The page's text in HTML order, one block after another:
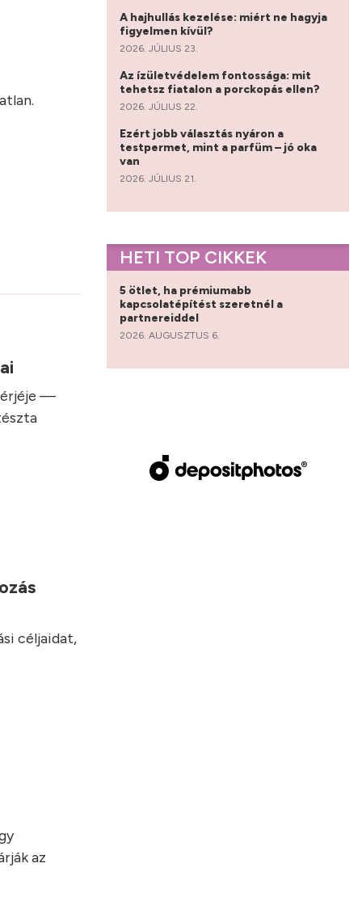
—
céljaidat,
az
A hajhullás kezelése: miért ne hagyja
figyelmen kívül?
2026. JÚLIUS 23.
Az ízületvédelem fontossága: mit
tehetsz fiatalon a porckopás ellen?
2026. JÚLIUS 22.
Ezért jobb választás nyáron a
testpermet, mint a parfüm – jó oka
van
2026. JÚLIUS 21.
HETI TOP CIKKEK
5 ötlet, ha prémiumabb
kapcsolatépítést szeretnél a
partnereiddel
2026. AUGUSZTUS 6.